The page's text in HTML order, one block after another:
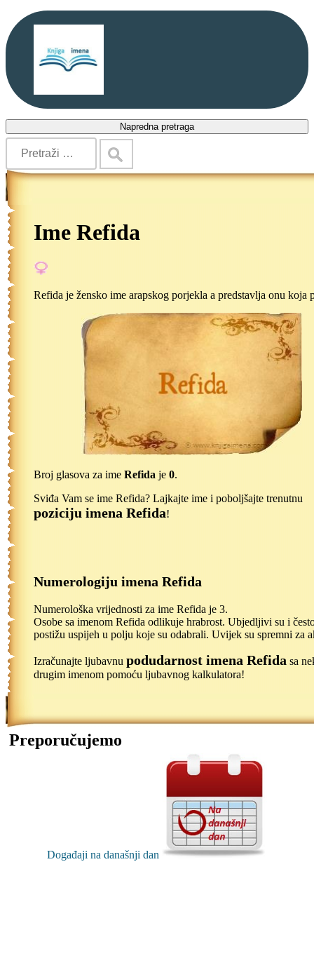
Napredna pretraga
Ime Refida
Refida je žensko ime arapskog porjekla a predstavlja onu koja
Broj glasova za ime Refida je 0.
Sviđa Vam se ime Refida? Lajkajte ime i poboljšajte trenutnu
poziciju imena Refida!
Numerologiju imena Refida
Numerološka vrijednosti za ime Refida je 3.
Osobe sa imenom Refida odlikuje hrabrost. Ubjedljivi su i
postižu uspijeh u polju koje su odabrali. Uvijek su spremni za
Izračunajte ljubavnu podudarnost imena Refida sa
drugim imenom pomoću ljubavnog kalkulatora!
Preporučujemo
Događaji na današnji dan